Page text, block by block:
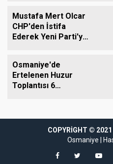
Mustafa Mert Olcar
CHP'den İstifa
Ederek Yeni Parti'ye
Osmaniye'de
Ertelenen Huzur
Toplantısı 6
COPYRIGHT © 2021
Osmaniye |
grandpashabet giriş